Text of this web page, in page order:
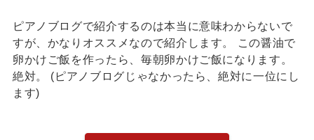
ピアノブログで紹介するのは本当に意味わからないで
すが、かなりオススメなので紹介します。 この醤油で
卵かけご飯を作ったら、毎朝卵かけご飯になります。
絶対。 (ピアノブログじゃなかったら、絶対に一位にし
ます)